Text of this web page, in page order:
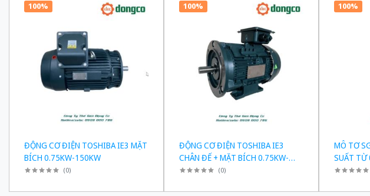
100%
ĐỘNG CƠ ĐIỆN TOSHIBA IE3 MẶT
BÍCH 0.75KW-150KW
(0)
100%
ĐỘNG CƠ ĐIỆN TOSHIBA IE3
CHÂN ĐẾ + MẶT BÍCH 0.75KW-
150KW
(0)
100%
MÔ TƠ
SUẤT TỪ